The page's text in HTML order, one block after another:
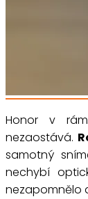
Honor v
nezaostává.
samotný
nechybí
nezapomnělo